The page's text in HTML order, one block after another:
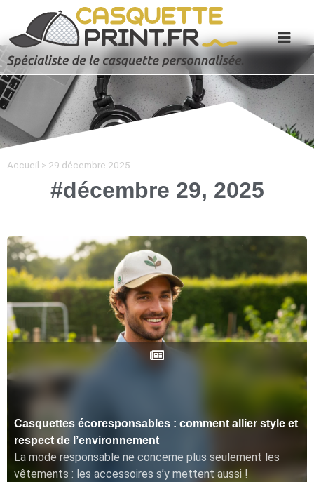
Accueil > 29 décembre 2025
#décembre 29, 2025
Casquettes écoresponsables : comment allier style et
respect de l’environnement
La mode responsable ne concerne plus seulement les
vêtements : les accessoires s’y mettent aussi !